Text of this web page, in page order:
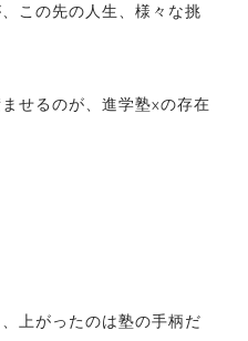
この先の人生、様々な挑
せるのが、進学塾xの存在
上がったのは塾の手柄だ